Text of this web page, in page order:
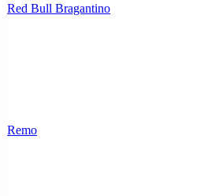
Red Bull Bragantino
Remo